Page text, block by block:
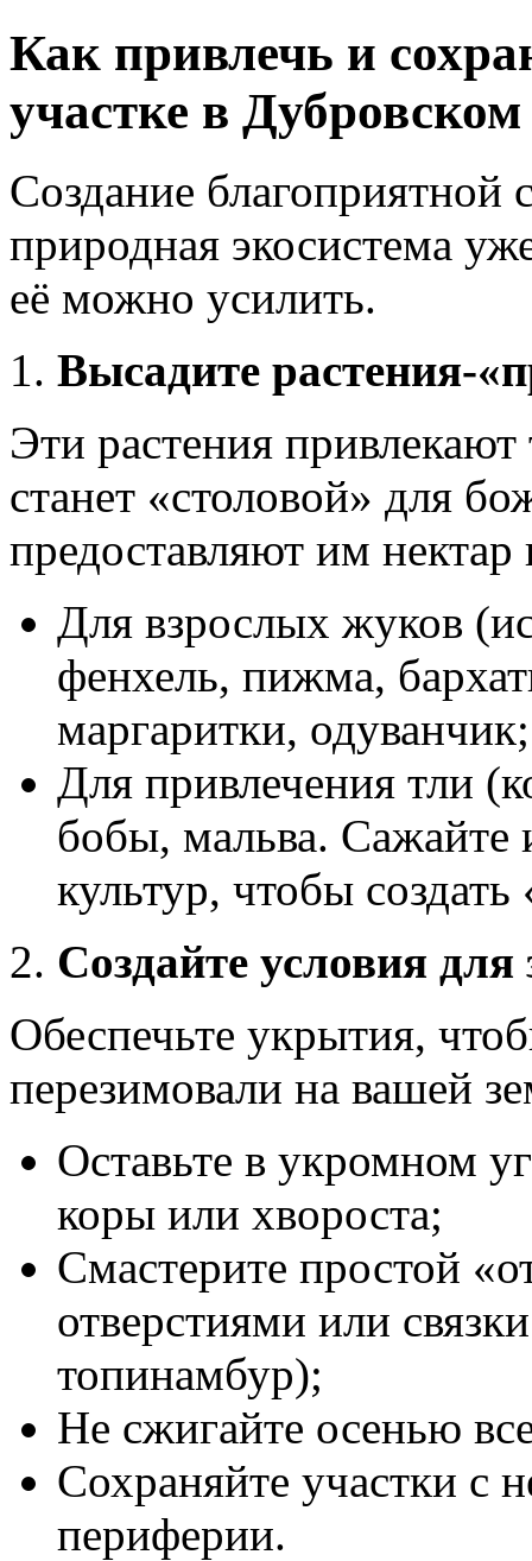
Как привлечь и
участке в Дубровском
Создание
природная экосистема
её можно усилить.
Высадите растения-
Эти растения
станет «столовой» для
предоставляют им
Для взрослых жуков
фенхель, пижма,
маргаритки, одуванчик;
Для привлечения тли
бобы, мальва. Сажайте
культур, чтобы
Создайте условия
Обеспечьте укрытия,
перезимовали на вашей
Оставьте в укромном
коры или хвороста;
Смастерите простой
отверстиями или
топинамбур);
Не сжигайте осенью
Сохраняйте участки с
периферии.